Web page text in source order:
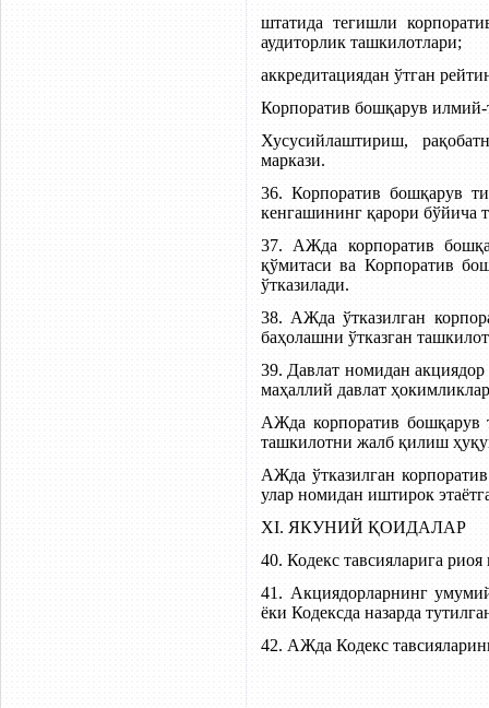
штатида тегишли
аудиторлик ташкилотлари;
аккредитациядан ўтган
Корпоратив бошқарув илмий-
Хусусийлаштириш,
маркази.
36. Корпоратив бошқарув
кенгашининг қарори бўйича
37. АЖда корпоратив
қўмитаси ва Корпоратив
ўтказилади.
38. АЖда ўтказилган
баҳолашни ўтказган
39. Давлат номидан
маҳаллий давлат
АЖда корпоратив бошқарув
ташкилотни жалб қилиш
АЖда ўтказилган
улар номидан иштирок
XI. ЯКУНИЙ ҚОИДАЛАР
40. Кодекс тавсияларига
41. Акциядорларнинг
ёки Кодексда назарда
42. АЖда Кодекс